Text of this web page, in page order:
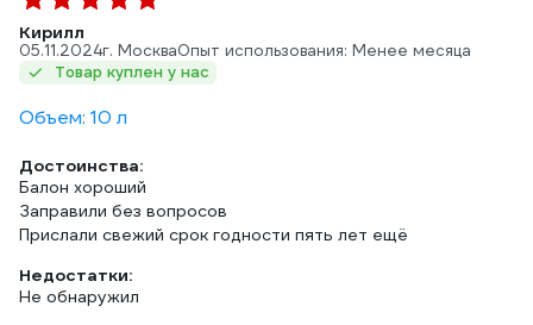
Кирилл
05.11.2024г. МоскваОпыт использования: Менее месяца
Товар куплен у нас
Объем: 10 л
Достоинства:
Балон хороший
Заправили без вопросов
Недостатки:
Не обнаружил